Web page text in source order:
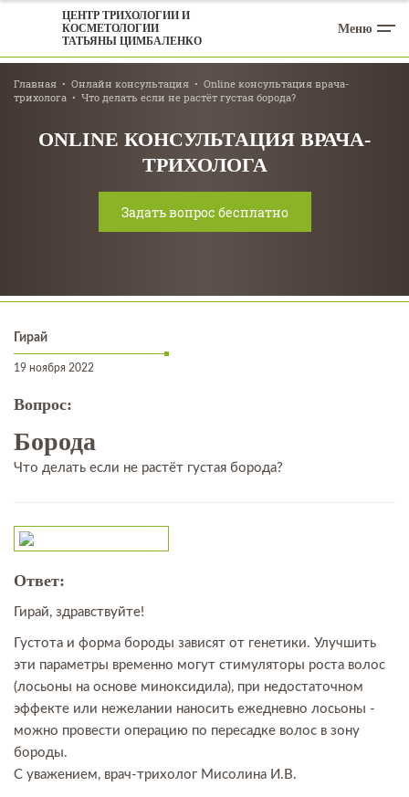
ЦЕНТР ТРИХОЛОГИИ И
КОСМЕТОЛОГИИ
ТАТЬЯНЫ ЦИМБАЛЕНКО
Меню
Главная Онлайн консультация
Online консультация врача-
трихолога
Что делать если не растёт густая борода?
ONLINE КОНСУЛЬТАЦИЯ ВРАЧА-
ТРИХОЛОГА
Задать вопрос бесплатно
Гирай
19 ноября 2022
Вопрос:
Борода
Что делать если не растёт густая борода?
Ответ:
Гирай, здравствуйте!
Густота и форма бороды зависят от генетики. Улучшить
эти параметры временно могут стимуляторы роста волос
(лосьоны на основе миноксидила), при недостаточном
эффекте или нежелании наносить ежедневно лосьоны -
можно провести операцию по пересадке волос в зону
бороды.
С уважением, врач-трихолог Мисолина И.В.